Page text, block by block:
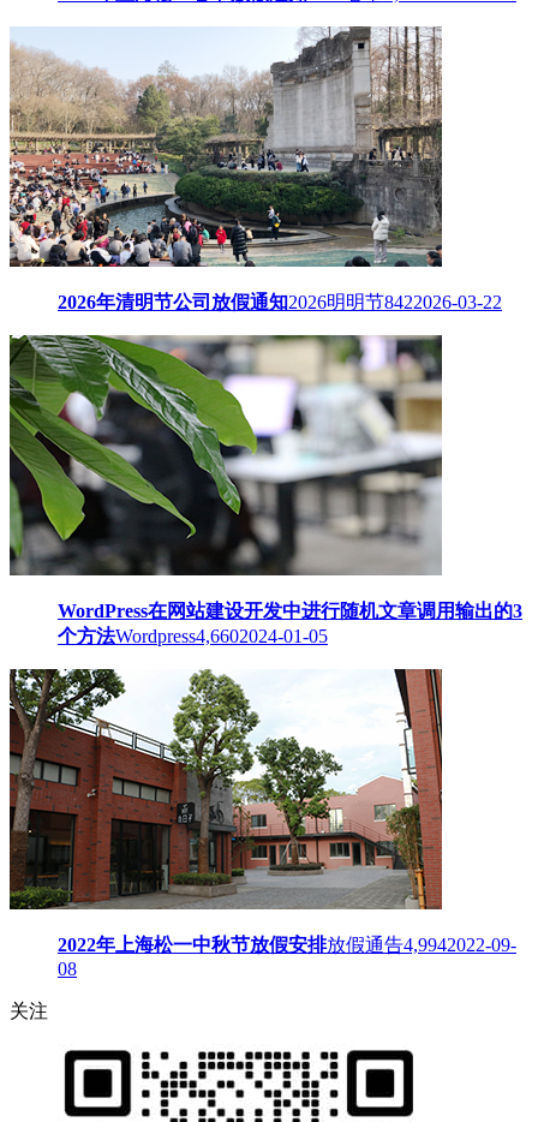
2026年清明节公司放假通知2026明明节8422026-03-22
WordPress在网站建设开发中进行随机文章调用输出的3
个方法Wordpress4,6602024-01-05
2022年上海松一中秋节放假安排放假通告4,9942022-09-
08
关注